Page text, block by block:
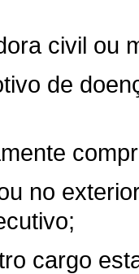
civil ou
de
no
cargo